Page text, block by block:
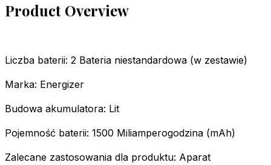
Product Overview
Liczba baterii: 2 Bateria niestandardowa (w zestawie)
Marka: Energizer
Budowa akumulatora: Lit
Pojemność baterii: 1500 Miliamperogodzina (mAh)
Zalecane zastosowania dla produktu: Aparat